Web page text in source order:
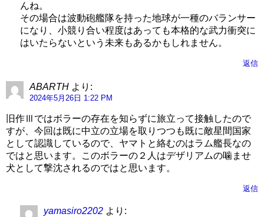
んね。
その場合は波動砲艦隊を持った地球が一種のバランサー
になり、小競り合い程度はあっても本格的な武力衝突に
はいたらないという未来もあるかもしれません。
返信
ABARTH より:
2024年5月26日 1:22 PM
旧作Ⅲではボラーの存在を知らずに旅立って接触したので
すが、今回は既に中立の立場を取りつつも既に敵星間国家
として認識しているので、ヤマトと絡むのはラム艦長なの
ではと思います。このボラーの２人はデザリアムの噛ませ
犬として撃沈されるのではと思います。
返信
yamasiro2202 より: